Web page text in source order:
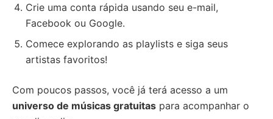
Crie uma conta rápida usando seu e-mail,
Facebook ou Google.
Comece explorando as playlists e siga seus
artistas favoritos!
Com poucos passos, você já terá acesso a um
universo de músicas gratuitas para acompanhar o